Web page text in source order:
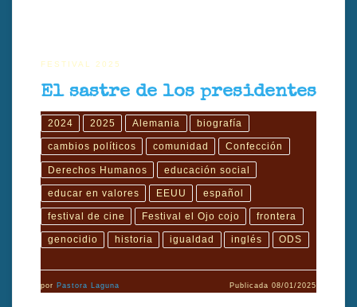
FESTIVAL 2025
El sastre de los presidentes
2024 2025 Alemania biografía
cambios políticos comunidad Confección
Derechos Humanos educación social
educar en valores EEUU español
festival de cine Festival el Ojo cojo frontera
genocidio historia igualdad inglés ODS
por Pastora Laguna Publicada08/01/2025